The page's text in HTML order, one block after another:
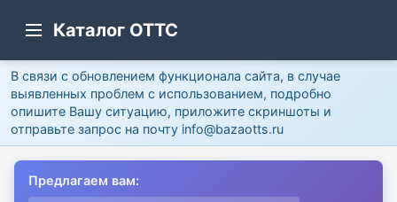
Каталог ОТТС
В связи с обновлением функционала сайта, в случае
выявленных проблем с использованием, подробно
опишите Вашу ситуацию, приложите скриншоты и
отправьте запрос на почту info@bazaotts.ru
Предлагаем вам: